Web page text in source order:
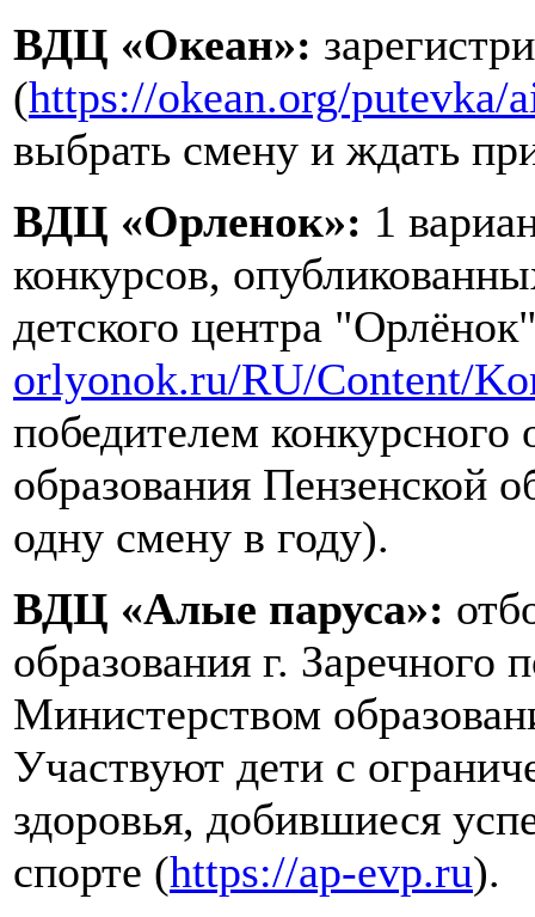
ВДЦ «Океан»:
(https://okean.org/putevka/
выбрать смену и ждать
ВДЦ «Орленок»: 1
конкурсов,
детского центра
orlyonok.ru/RU/Content/
победителем
образования Пензенской
одну смену в году).
ВДЦ «Алые паруса»:
образования г. Заречного
Министерством
Участвуют дети с
здоровья, добившиеся
спорте (https://ap-evp.ru).